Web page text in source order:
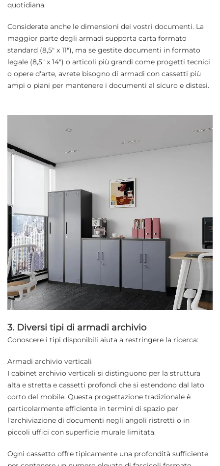
quotidiana.
Considerate anche le dimensioni dei vostri documenti. La
maggior parte degli armadi supporta carta formato
standard (8,5" x 11"), ma se gestite documenti in formato
legale (8,5" x 14") o articoli più grandi come progetti tecnici
o opere d'arte, avrete bisogno di armadi con cassetti più
ampi o piani per mantenere i documenti al sicuro e distesi.
3. Diversi tipi di armadi archivio
Conoscere i tipi disponibili aiuta a restringere la ricerca:
Armadi archivio verticali
I cabinet archivio verticali si distinguono per la struttura
alta e stretta e cassetti profondi che si estendono dal lato
corto del mobile. Questa progettazione tradizionale è
particolarmente efficiente in termini di spazio per
l'archiviazione di documenti negli angoli ristretti o in
piccoli uffici con superficie murale limitata.
Ogni cassetto offre tipicamente una profondità sufficiente